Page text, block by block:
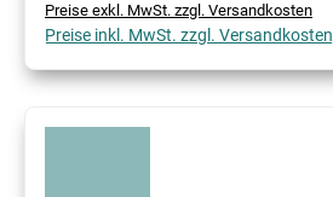
Preise exkl. MwSt. zzgl. Versandkosten
Preise inkl. MwSt. zzgl. Versandkosten